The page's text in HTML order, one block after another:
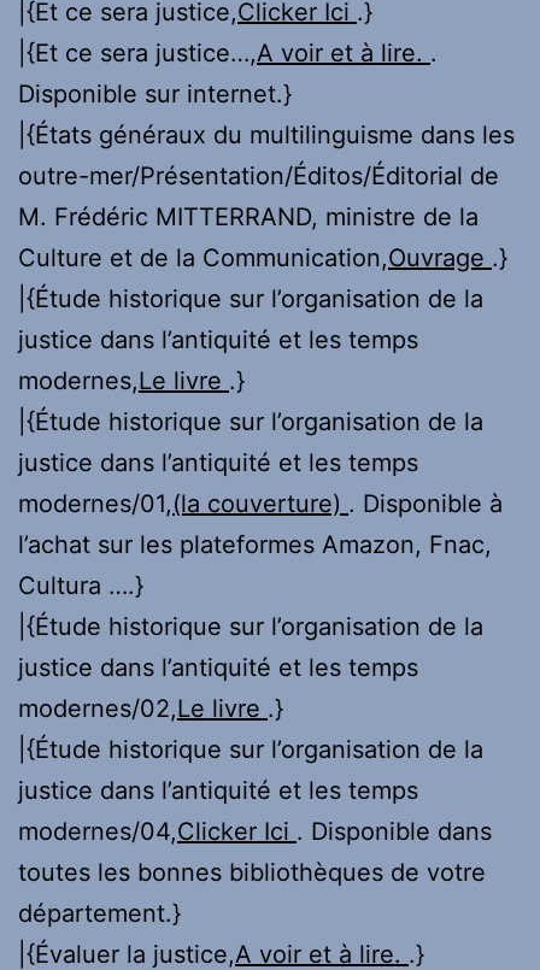
|{Et ce sera justice,Clicker Ici .}
|{Et ce sera justice…,A voir et à lire. .
Disponible sur internet.}
|{États généraux du multilinguisme dans les
outre-mer/Présentation/Éditos/Éditorial de
M. Frédéric MITTERRAND, ministre de la
Culture et de la Communication,Ouvrage .}
|{Étude historique sur l’organisation de la
justice dans l’antiquité et les temps
modernes,Le livre .}
|{Étude historique sur l’organisation de la
justice dans l’antiquité et les temps
modernes/01,(la couverture) . Disponible à
l’achat sur les plateformes Amazon, Fnac,
Cultura ….}
|{Étude historique sur l’organisation de la
justice dans l’antiquité et les temps
modernes/02,Le livre .}
|{Étude historique sur l’organisation de la
justice dans l’antiquité et les temps
modernes/04,Clicker Ici . Disponible dans
toutes les bonnes bibliothèques de votre
département.}
|{Évaluer la justice,A voir et à lire. .}